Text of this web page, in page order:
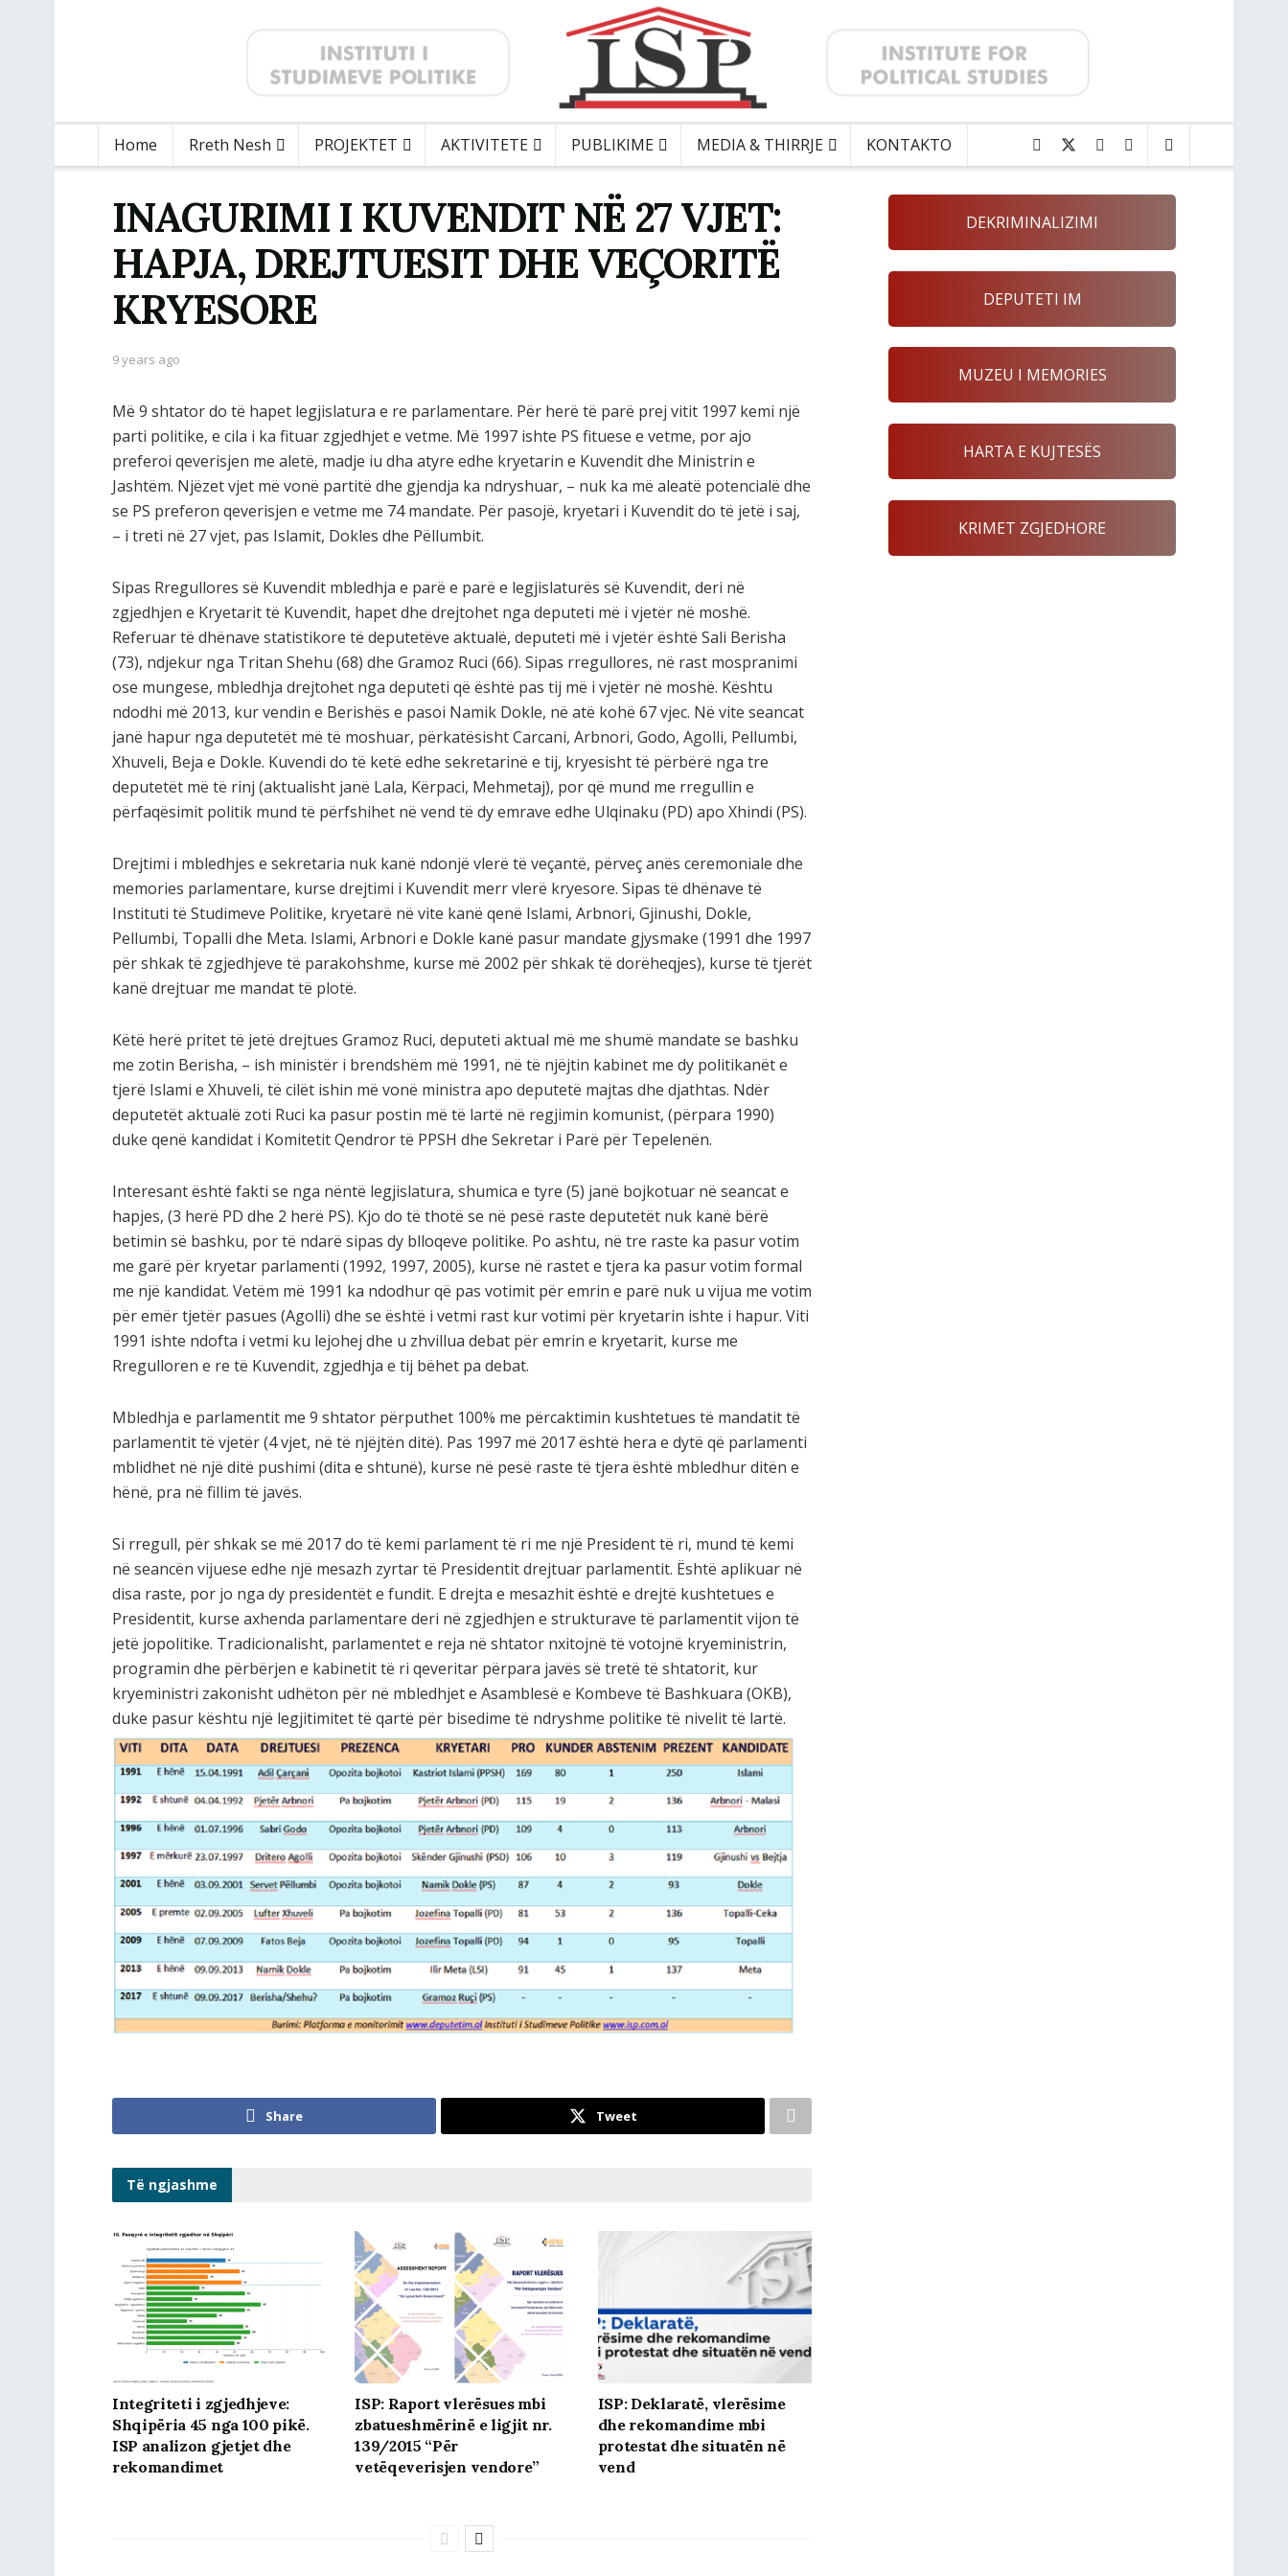
Home Rreth Nesh PROJEKTET AKTIVITETE PUBLIKIME MEDIA & THIRRJE KONTAKTO
INAGURIMI I KUVENDIT NË 27 VJET:
HAPJA, DREJTUESIT DHE VEÇORITË
KRYESORE
9 years ago
Më 9 shtator do të hapet legjislatura e re parlamentare. Për herë të parë prej vitit 1997 kemi një
parti politike, e cila i ka fituar zgjedhjet e vetme. Më 1997 ishte PS fituese e vetme, por ajo
preferoi qeverisjen me aletë, madje iu dha atyre edhe kryetarin e Kuvendit dhe Ministrin e
Jashtëm. Njëzet vjet më vonë partitë dhe gjendja ka ndryshuar, – nuk ka më aleatë potencialë dhe
se PS preferon qeverisjen e vetme me 74 mandate. Për pasojë, kryetari i Kuvendit do të jetë i saj,
– i treti në 27 vjet, pas Islamit, Dokles dhe Pëllumbit.
Sipas Rregullores së Kuvendit mbledhja e parë e parë e legjislaturës së Kuvendit, deri në
zgjedhjen e Kryetarit të Kuvendit, hapet dhe drejtohet nga deputeti më i vjetër në moshë.
Referuar të dhënave statistikore të deputetëve aktualë, deputeti më i vjetër është Sali Berisha
(73), ndjekur nga Tritan Shehu (68) dhe Gramoz Ruci (66). Sipas rregullores, në rast mospranimi
ose mungese, mbledhja drejtohet nga deputeti që është pas tij më i vjetër në moshë. Kështu
ndodhi më 2013, kur vendin e Berishës e pasoi Namik Dokle, në atë kohë 67 vjec. Në vite seancat
janë hapur nga deputetët më të moshuar, përkatësisht Carcani, Arbnori, Godo, Agolli, Pellumbi,
Xhuveli, Beja e Dokle. Kuvendi do të ketë edhe sekretarinë e tij, kryesisht të përbërë nga tre
deputetët më të rinj (aktualisht janë Lala, Kërpaci, Mehmetaj), por që mund me rregullin e
përfaqësimit politik mund të përfshihet në vend të dy emrave edhe Ulqinaku (PD) apo Xhindi (PS).
Drejtimi i mbledhjes e sekretaria nuk kanë ndonjë vlerë të veçantë, përveç anës ceremoniale dhe
memories parlamentare, kurse drejtimi i Kuvendit merr vlerë kryesore. Sipas të dhënave të
Instituti të Studimeve Politike, kryetarë në vite kanë qenë Islami, Arbnori, Gjinushi, Dokle,
Pellumbi, Topalli dhe Meta. Islami, Arbnori e Dokle kanë pasur mandate gjysmake (1991 dhe 1997
për shkak të zgjedhjeve të parakohshme, kurse më 2002 për shkak të dorëheqjes), kurse të tjerët
kanë drejtuar me mandat të plotë.
Këtë herë pritet të jetë drejtues Gramoz Ruci, deputeti aktual më me shumë mandate se bashku
me zotin Berisha, – ish ministër i brendshëm më 1991, në të njëjtin kabinet me dy politikanët e
tjerë Islami e Xhuveli, të cilët ishin më vonë ministra apo deputetë majtas dhe djathtas. Ndër
deputetët aktualë zoti Ruci ka pasur postin më të lartë në regjimin komunist, (përpara 1990)
duke qenë kandidat i Komitetit Qendror të PPSH dhe Sekretar i Parë për Tepelenën.
Interesant është fakti se nga nëntë legjislatura, shumica e tyre (5) janë bojkotuar në seancat e
hapjes, (3 herë PD dhe 2 herë PS). Kjo do të thotë se në pesë raste deputetët nuk kanë bërë
betimin së bashku, por të ndarë sipas dy blloqeve politike. Po ashtu, në tre raste ka pasur votim
me garë për kryetar parlamenti (1992, 1997, 2005), kurse në rastet e tjera ka pasur votim formal
me një kandidat. Vetëm më 1991 ka ndodhur që pas votimit për emrin e parë nuk u vijua me votim
për emër tjetër pasues (Agolli) dhe se është i vetmi rast kur votimi për kryetarin ishte i hapur. Viti
1991 ishte ndofta i vetmi ku lejohej dhe u zhvillua debat për emrin e kryetarit, kurse me
Rregulloren e re të Kuvendit, zgjedhja e tij bëhet pa debat.
Mbledhja e parlamentit me 9 shtator përputhet 100% me përcaktimin kushtetues të mandatit të
parlamentit të vjetër (4 vjet, në të njëjtën ditë). Pas 1997 më 2017 është hera e dytë që parlamenti
mblidhet në një ditë pushimi (dita e shtunë), kurse në pesë raste të tjera është mbledhur ditën e
hënë, pra në fillim të javës.
Si rregull, për shkak se më 2017 do të kemi parlament të ri me një President të ri, mund të kemi
në seancën vijuese edhe një mesazh zyrtar të Presidentit drejtuar parlamentit. Është aplikuar në
disa raste, por jo nga dy presidentët e fundit. E drejta e mesazhit është e drejtë kushtetues e
Presidentit, kurse axhenda parlamentare deri në zgjedhjen e strukturave të parlamentit vijon të
jetë jopolitike. Tradicionalisht, parlamentet e reja në shtator nxitojnë të votojnë kryeministrin,
programin dhe përbërjen e kabinetit të ri qeveritar përpara javës së tretë të shtatorit, kur
kryeministri zakonisht udhëton për në mbledhjet e Asamblesë e Kombeve të Bashkuara (OKB),
duke pasur kështu një legjitimitet të qartë për bisedime të ndryshme politike të nivelit të lartë.
Share Tweet
Të ngjashme
Integriteti i zgjedhjeve:
Shqipëria 45 nga 100 pikë.
ISP analizon gjetjet dhe
rekomandimet
ISP: Raport vlerësues mbi
zbatueshmërinë e ligjit nr.
139/2015 “Për
vetëqeverisjen vendore”
ISP: Deklaratë, vlerësime
dhe rekomandime mbi
protestat dhe situatën në
vend
DEKRIMINALIZIMI
DEPUTETI IM
MUZEU I MEMORIES
HARTA E KUJTESËS
KRIMET ZGJEDHORE